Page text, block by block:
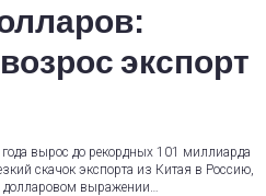
экспорт
вырос до рекордных 101 миллиарда
скачок экспорта из Китая в Россию,
долларовом выражении…